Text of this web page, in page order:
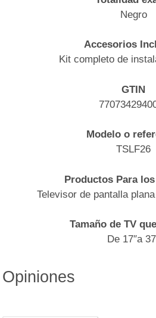
Negro
Accesorios
Kit completo de
GTIN
Modelo o
TSLF26
Productos Para
Televisor de pantalla
Tamaño de TV
De 17″a
Opiniones